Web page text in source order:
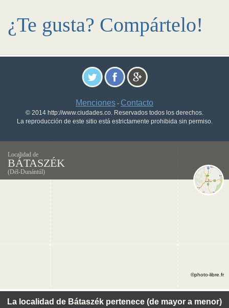
¿Te gusta? Compártelo!
Menciones - Contacto
© 2014 http://www.ciudades.co. Reservados todos los derechos.
La reproducción de este sitio está estrictamente prohibida sin permiso.
Localidad de
BÁTASZÉK
(Dél-Dunántúl)
La localidad de Bátaszék pertenece (de mayor a menor)
©photo-libre.fr